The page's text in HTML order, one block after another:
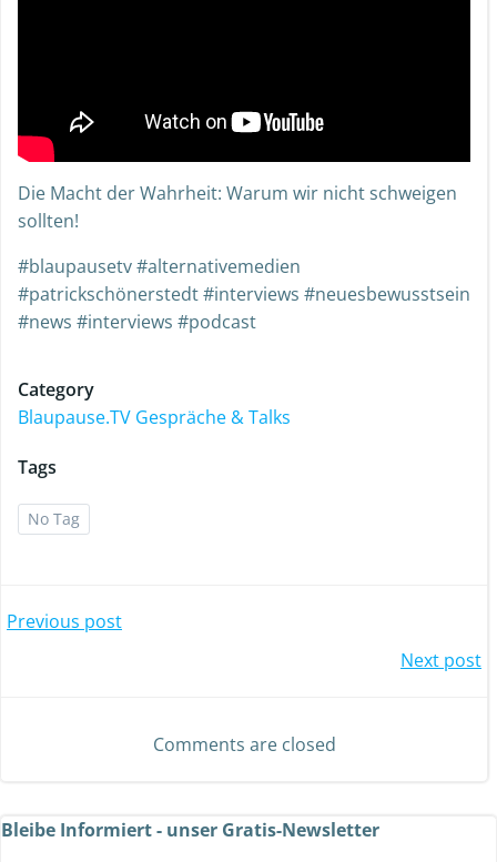
Die Macht der Wahrheit: Warum wir nicht schweigen
sollten!
#blaupausetv #alternativemedien
#patrickschönerstedt #interviews #neuesbewusstsein
#news #interviews #podcast
Category
Blaupause.TV Gespräche & Talks
Tags
No Tag
Previous post
Next post
Comments are closed
Bleibe Informiert - unser Gratis-Newsletter